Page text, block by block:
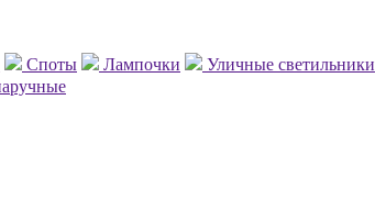
Споты Лампочки Уличные светильники